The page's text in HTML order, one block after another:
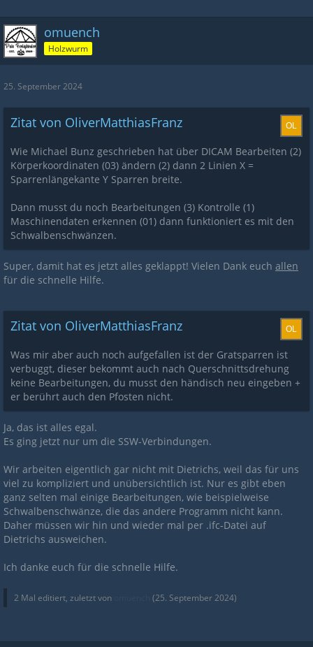
omuench
Holzwurm
25. September 2024
Zitat von OliverMatthiasFranz
Wie Michael Bunz geschrieben hat über DICAM Bearbeiten (2)
Körperkoordinaten (03) ändern (2) dann 2 Linien X =
Sparrenlängekante Y Sparren breite.
Dann musst du noch Bearbeitungen (3) Kontrolle (1)
Maschinendaten erkennen (01) dann funktioniert es mit den
Schwalbenschwänzen.
Super, damit hat es jetzt alles geklappt! Vielen Dank euch allen
für die schnelle Hilfe.
Zitat von OliverMatthiasFranz
Was mir aber auch noch aufgefallen ist der Gratsparren ist
verbuggt, dieser bekommt auch nach Querschnittsdrehung
keine Bearbeitungen, du musst den händisch neu eingeben +
er berührt auch den Pfosten nicht.
Ja, das ist alles egal.
Es ging jetzt nur um die SSW-Verbindungen.
Wir arbeiten eigentlich gar nicht mit Dietrichs, weil das für uns
viel zu kompliziert und unübersichtlich ist. Nur es gibt eben
ganz selten mal einige Bearbeitungen, wie beispielweise
Schwalbenschwänze, die das andere Programm nicht kann.
Daher müssen wir hin und wieder mal per .ifc-Datei auf
Dietrichs ausweichen.
Ich danke euch für die schnelle Hilfe.
2 Mal editiert, zuletzt von (25. September 2024)